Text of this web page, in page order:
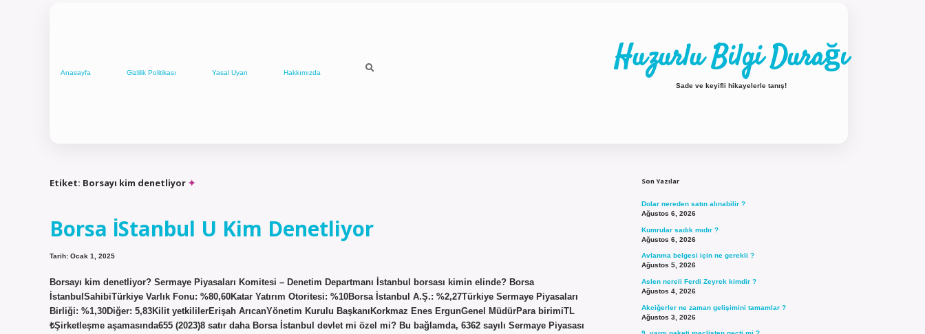
Anasayfa Gizlilik Politikası Yasal Uyarı Hakkımızda Huzurlu Bilgi Durağı
Sade ve keyifli hikayelerle tanış!
Etiket: Borsayı kim denetliyor
Borsa İStanbul U Kim Denetliyor
Tarih: Ocak 1, 2025
Borsayı kim denetliyor? Sermaye Piyasaları Komitesi – Denetim Departmanı İstanbul borsası kimin elinde? Borsa
İstanbulSahibiTürkiye Varlık Fonu: %80,60Katar Yatırım Otoritesi: %10Borsa İstanbul A.Ş.: %2,27Türkiye Sermaye Piyasaları
Birliği: %1,30Diğer: 5,83Kilit yetkililerErişah ArıcanYönetim Kurulu BaşkanıKorkmaz Enes ErgunGenel MüdürPara birimiTL
₺Şirketleşme aşamasında655 (2023)8 satır daha Borsa İstanbul devlet mi özel mi? Bu bağlamda, 6362 sayılı Sermaye Piyasası
Son Yazılar
Dolar nereden satın alınabilir ?
Ağustos 6, 2026
Kumrular sadık mıdır ?
Ağustos 6, 2026
Avlanma belgesi için ne gerekli ?
Ağustos 5, 2026
Aslen nereli Ferdi Zeyrek kimdir ?
Ağustos 4, 2026
Akciğerler ne zaman gelişimini tamamlar ?
Ağustos 3, 2026